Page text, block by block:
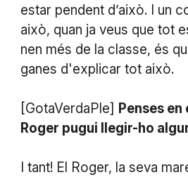
estar pendent d’això. I un
això, quan ja veus que tot
nen més de la classe, és
ganes d'explicar tot això.
[GotaVerdaPle] Penses en
Roger pugui llegir-ho
I tant! El Roger, la seva